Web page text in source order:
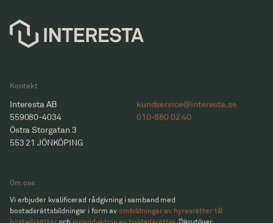
Kontakt
Interesta AB
559080-4034
Östra Storgatan 3
553 21 JÖNKÖPING
kundservice@interesta.se
010-880 02 40
Om oss
Vi erbjuder kvalificerad rådgivning i samband med
bostadsrättsbildningar i form avombildningar av hyresrätter till